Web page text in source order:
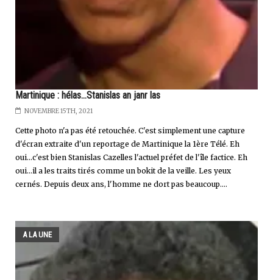
Martinique : hélas...Stanislas an janr las
NOVEMBRE 15TH, 2021
Cette photo n'a pas été retouchée. C'est simplement une capture
d'écran extraite d'un reportage de Martinique la 1ère Télé. Eh
oui...c'est bien Stanislas Cazelles l'actuel préfet de l'île factice. Eh
oui...il a les traits tirés comme un bokit de la veille. Les yeux
cernés. Depuis deux ans, l'homme ne dort pas beaucoup....
A LA UNE